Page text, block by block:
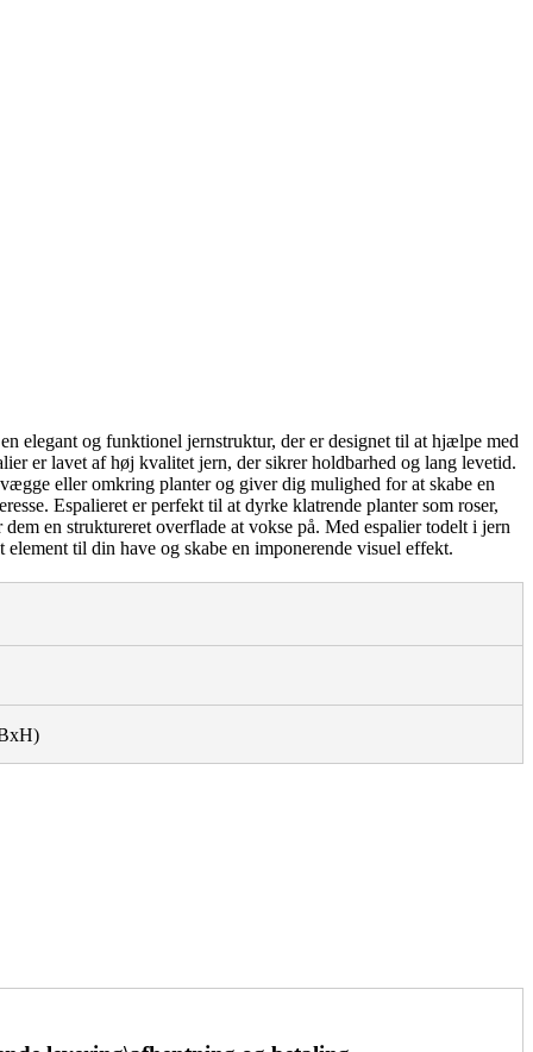
elegant og funktionel jernstruktur, der er designet til at hjælpe med
er lavet af høj kvalitet jern, der sikrer holdbarhed og lang levetid.
eller omkring planter og giver dig mulighed for at skabe en
Espalieret er perfekt til at dyrke klatrende planter som roser,
en struktureret overflade at vokse på. Med espalier todelt i jern
til din have og skabe en imponerende visuel effekt.